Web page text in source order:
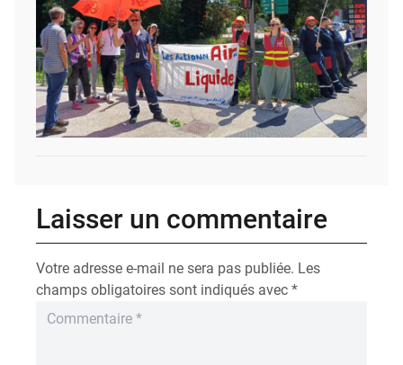
Laisser un commentaire
Votre adresse e-mail ne sera pas publiée. Les
champs obligatoires sont indiqués avec *